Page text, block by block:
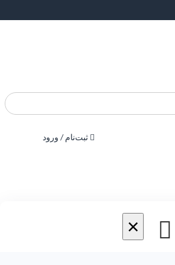
ثبت‌نام / ورود
×